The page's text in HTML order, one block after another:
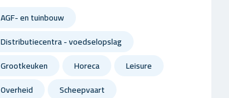
AGF- en tuinbouw
Distributiecentra - voedselopslag
Grootkeuken
Horeca
Leisure
Overheid
Scheepvaart